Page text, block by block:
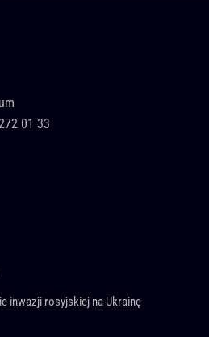
01 33
inwazji rosyjskiej na Ukrainę